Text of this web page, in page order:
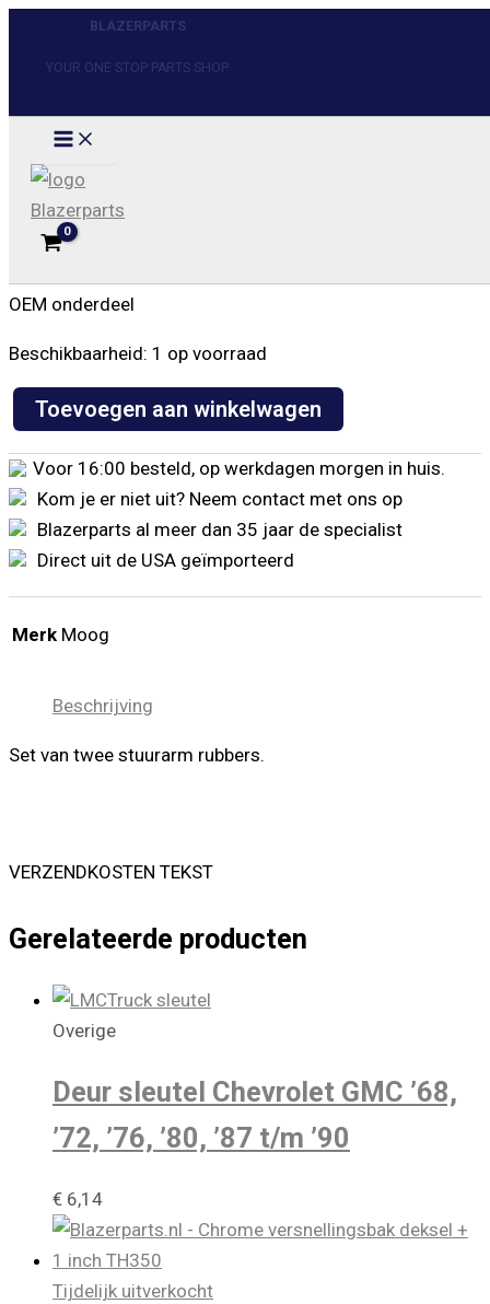
inhoud
BLAZERPARTS
YOUR ONE STOP PARTS SHOP
Home/
Control arm bushingkit Chevrolet GMC ’88-’02
46,00
OEM onderdeel
Beschikbaarheid: 1 op voorraad
Control
arm
bushingkit
Chevrolet
GMC
'88-
'02
Toevoegen aan winkelwagen
Voor 16:00 besteld, op werkdagen morgen in huis.
Kom je er niet uit? Neem contact met ons op
Blazerparts al meer dan 35 jaar de specialist
Direct uit de USA geïmporteerd
Merk Moog
Beschrijving
Set van twee stuurarm rubbers.
VERZENDKOSTEN TEKST
Gerelateerde producten
Overige
Deur sleutel Chevrolet GMC ’68,
’72, ’76, ’80, ’87 t/m ’90
€ 6,14
Tijdelijk uitverkocht